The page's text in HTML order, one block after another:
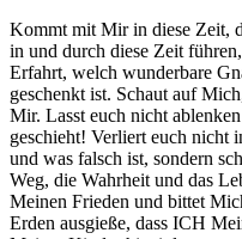
Kommt mit Mir in diese Zeit,
in und durch diese Zeit
Erfahrt, welch wunderbare
geschenkt ist. Schaut auf
Mir. Lasst euch nicht
geschieht! Verliert euch nicht
und was falsch ist, sondern
Weg, die Wahrheit und das
Meinen Frieden und bittet
Erden ausgieße, dass ICH